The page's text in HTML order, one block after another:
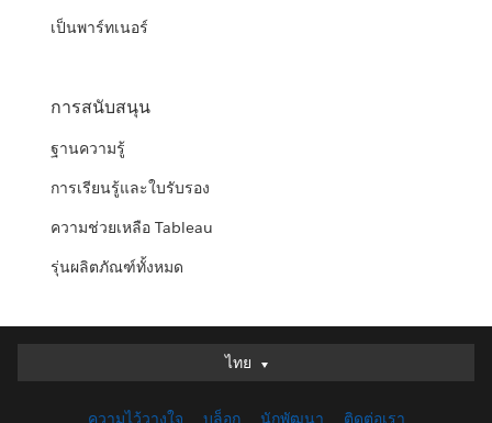
เป็นพาร์ทเนอร์
การสนับสนุน
ฐานความรู้
การเรียนรู้และใบรับรอง
ความช่วยเหลือ Tableau
รุ่นผลิตภัณฑ์ทั้งหมด
ไทย
ไทย
ความไว้วางใจ บล็อก นักพัฒนา ติดต่อเรา